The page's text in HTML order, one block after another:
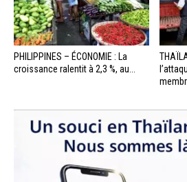
PHILIPPINES – ÉCONOMIE : La
croissance ralentit à 2,3 %, au...